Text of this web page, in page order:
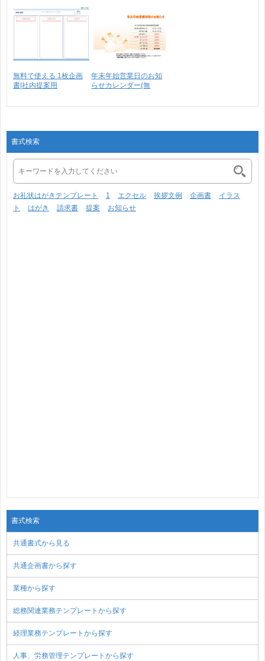
無料で使える 1枚企画
書|社内提案用
年末年始営業日のお知
らせカレンダー(無
書式検索
お礼状はがきテンプレート 1 エクセル 挨拶文例 企画書
イラス
ト
はがき 請求書 提案 お知らせ
書式検索
共通書式から見る
共通企画書から探す
業種から探す
総務関連業務テンプレートから探す
経理業務テンプレートから探す
人事、労務管理テンプレートから探す